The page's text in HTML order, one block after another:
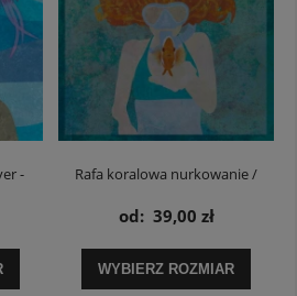
-
Rafa koralowa nurkowanie /
Coral Reef Diving - plakat
od: 39,00 zł
WYBIERZ ROZMIAR